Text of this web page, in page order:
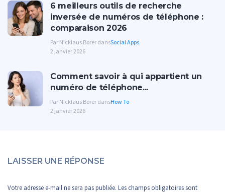
6 meilleurs outils de recherche
inversée de numéros de téléphone :
comparaison 2026
Par Nicklaus Borer dansSocial Apps
2 janvier 2026
Comment savoir à qui appartient un
numéro de téléphone...
Par Nicklaus Borer dansHow To
2 janvier 2026
LAISSER UNE RÉPONSE
Votre adresse e-mail ne sera pas publiée. Les champs obligatoires sont